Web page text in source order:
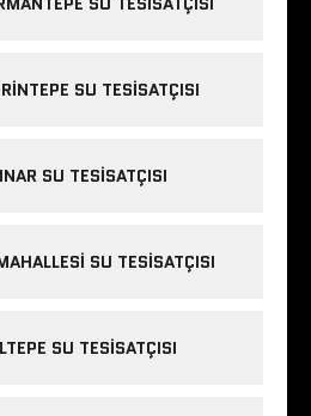
SU TESISATÇISI
SU TESISATÇISI
SU TESISATÇISI
SU TESISATÇISI